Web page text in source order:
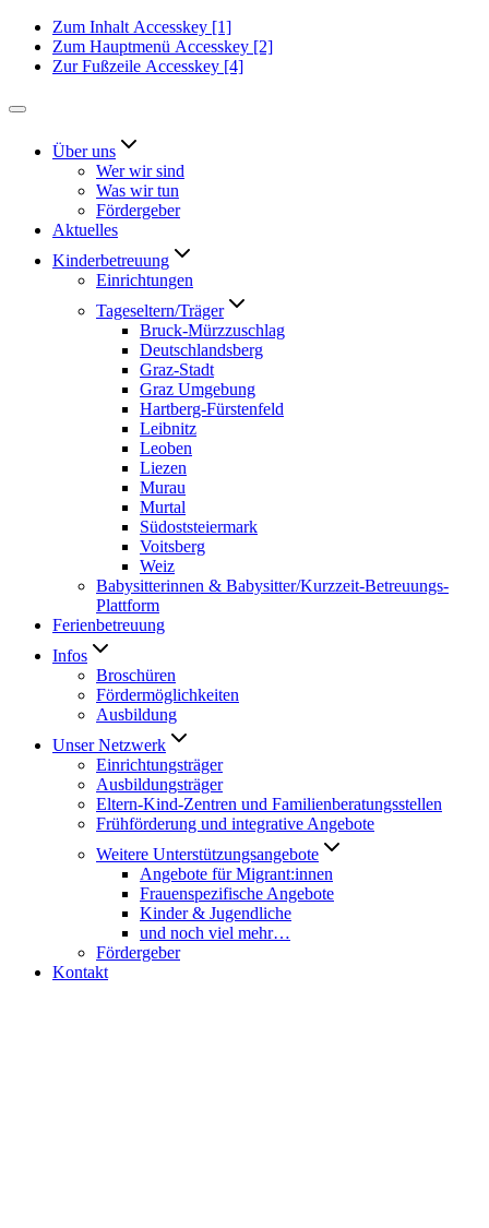
Zum Inhalt Accesskey [1]
Zum Hauptmenü Accesskey [2]
Zur Fußzeile Accesskey [4]
Über uns
Wer wir sind
Was wir tun
Fördergeber
Aktuelles
Kinderbetreuung
Einrichtungen
Tageseltern/Träger
Bruck-Mürzzuschlag
Deutschlandsberg
Graz-Stadt
Graz Umgebung
Hartberg-Fürstenfeld
Leibnitz
Leoben
Liezen
Murau
Murtal
Südoststeiermark
Voitsberg
Weiz
Babysitterinnen & Babysitter/Kurzzeit-Betreuungs-
Plattform
Ferienbetreuung
Infos
Broschüren
Fördermöglichkeiten
Ausbildung
Unser Netzwerk
Einrichtungsträger
Ausbildungsträger
Eltern-Kind-Zentren und Familienberatungsstellen
Frühförderung und integrative Angebote
Weitere Unterstützungsangebote
Angebote für Migrant:innen
Frauenspezifische Angebote
Kinder & Jugendliche
und noch viel mehr…
Fördergeber
Kontakt